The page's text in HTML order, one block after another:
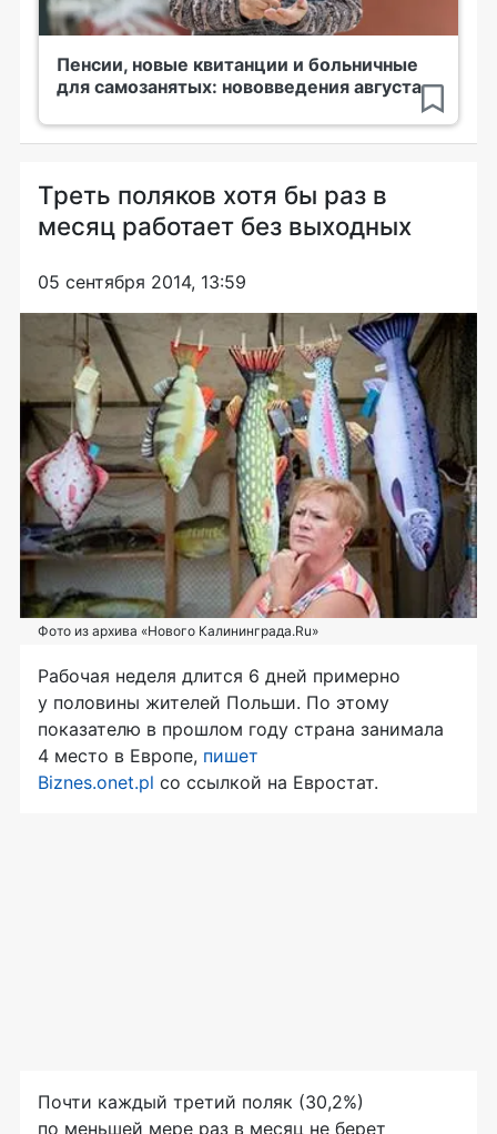
Пенсии, новые квитанции и больничные
для самозанятых: нововведения августа
Треть поляков хотя бы раз в
месяц работает без выходных
05 сентября 2014, 13:59
Фото из архива «Нового Калининграда.Ru»
Рабочая неделя длится 6 дней примерно
у половины жителей Польши. По этому
показателю в прошлом году страна занимала
4 место в Европе, пишет
Biznes.onet.pl со ссылкой на Евростат.
Почти каждый третий поляк (30,2%)
по меньшей мере раз в месяц не берет